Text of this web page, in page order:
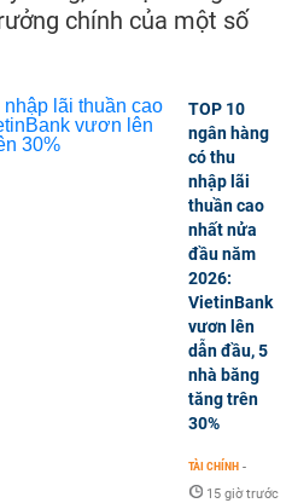
chính của một số
TOP 10
ngân hàng
có thu
nhập lãi
thuần cao
nhất nửa
đầu năm
2026:
VietinBank
vươn lên
dẫn đầu, 5
nhà băng
tăng trên
30%
TÀI CHÍNH -
15 giờ trước